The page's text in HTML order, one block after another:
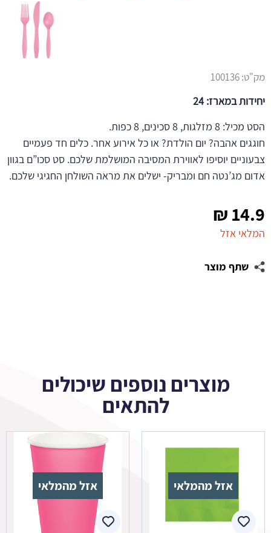
14.9
₪
המלאי אזל
שתף מוצר
מק"ט:100136
יחידות במארז: 24
הסט מכיל: 8 מזלגות, 8 סכינים, 8 כפות.
חוגגים אהבה? יום הולדת? או כל אירוע אחר. כלים חד פעמיים
צבעוניים יוסיפו לאווירת המסיבה המושלמת שלכם. סט סכו”ם בגוון
אדום מג’נטה חם ומבריק- ישלים את מראה השולחן החגיגי שלכם.
מוצרים נוספים שיכולים
להתאים
אזל מהמלאי אזל מהמלאי